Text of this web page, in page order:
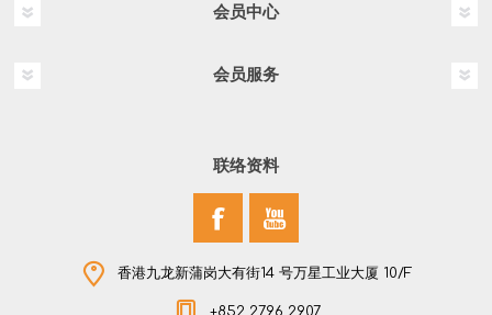
会员中心
会员服务
联络资料
香港九龙新蒲岗大有街14 号万星工业大厦 10/F
+852 2796 2907